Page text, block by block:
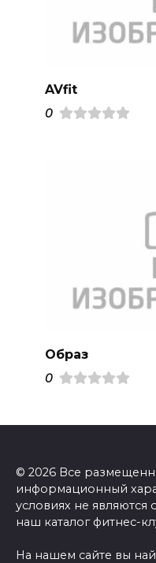
AVfit
0
Образ
0
© 2026 Все
информационный
условиях не
наш каталог фитнес-
На нашем сайте вы